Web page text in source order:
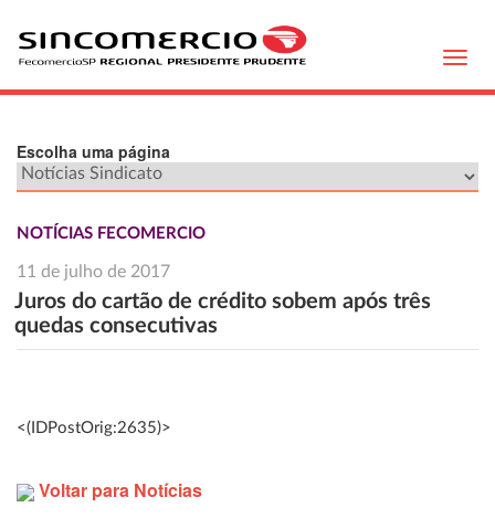
Escolha uma página
NOTÍCIAS FECOMERCIO
11 de julho de 2017
Juros do cartão de crédito sobem após três
quedas consecutivas
<(IDPostOrig:2635)>
Voltar para Notícias